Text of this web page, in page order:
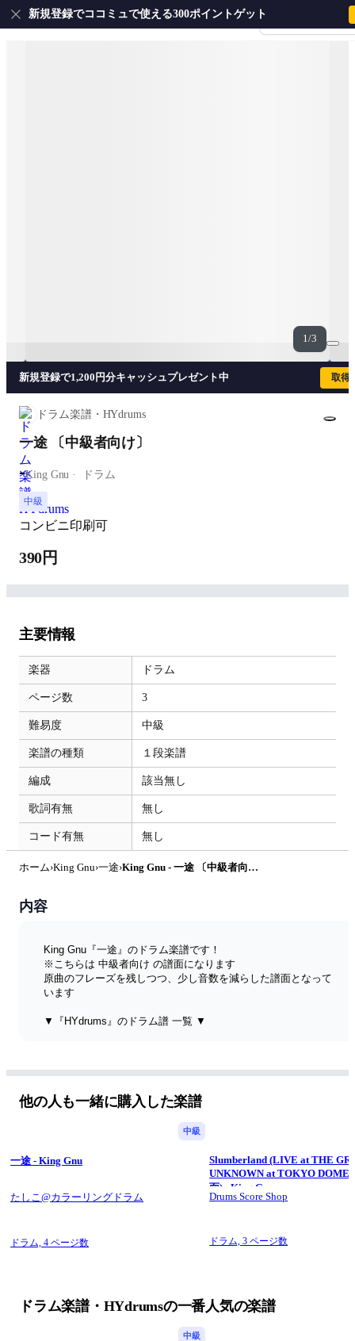
会員登録・ログイ
新規登録でココミュで使える300ポイントゲット
1/3
新規登録で1,200円分キャッシュプレゼント中 取得
ドラム楽譜・HYdrums
一途 〔中級者向け〕
-King Gnu ドラム
中級
コンビニ印刷可
390円
主要情報
楽器 ドラム
ページ数 3
難易度 中級
楽譜の種類 １段楽譜
編成 該当無し
歌詞有無 無し
コード有無 無し
ホーム›King Gnu›一途› King Gnu - 一途 〔中級者向け〕 by HYdrums
内容
King Gnu『一途』のドラム楽譜です！
※こちらは 中級者向け の譜面になります
原曲のフレーズを残しつつ、少し音数を減らした譜面となって
います
▼『HYdrums』のドラム譜 一覧 ▼
https://www.kokomu.jp/sheet-music/25414
他の人も一緒に購入した楽譜
中級
一途 - King Gnu
たしこ@カラーリングドラム
ドラム, 4 ページ数
Slumberland (LIVE at THE
UNKNOWN at TOKYO DOME)
面) - King Gnu
Drums Score Shop
ドラム,3 ページ数
ドラム楽譜・HYdrumsの一番人気の楽譜
中級